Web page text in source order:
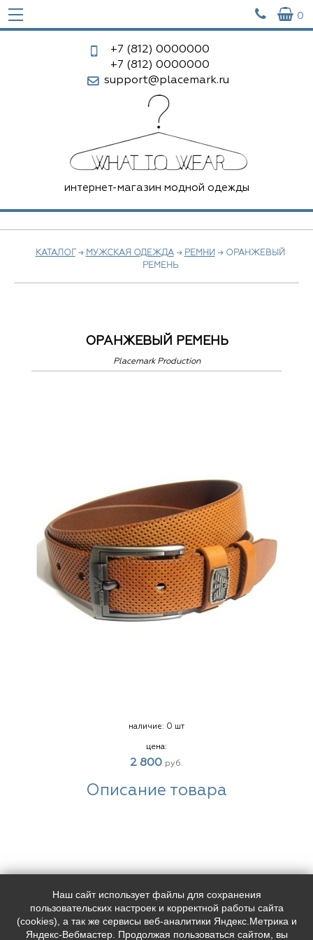
  0
+7 (812) 0000000
+7 (812) 0000000
support@placemark.ru
интернет-магазин модной одежды
КАТАЛОГ → МУЖСКАЯ ОДЕЖДА→ РЕМНИ → ОРАНЖЕВЫЙ
РЕМЕНЬ
ОРАНЖЕВЫЙ РЕМЕНЬ
Placemark Production
наличие: 0 шт
цена:
2 800 руб.
Описание товара
Наш адрес:
Индекс, Санкт-Петербург,
Лиговский пр. 228
Контакты:
+7 (812) 0000000
+7 ( 812) 0000000
support@placemark.ru
Наш сайт использует файлы для сохранения
пользовательских настроек и корректной работы сайта
(cookies), а так же сервисы веб-аналитики Яндекс.Метрика и
Яндекс-Вебмастер. Продолжая пользоваться сайтом, вы